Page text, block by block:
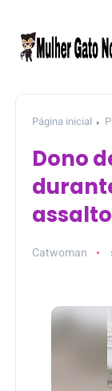
Página inicial
Dono
Catwoman